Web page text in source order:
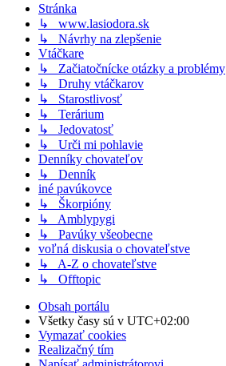
Stránka
↳ www.lasiodora.sk
↳ Návrhy na zlepšenie
Vtáčkare
↳ Začiatočnícke otázky a problémy
↳ Druhy vtáčkarov
↳ Starostlivosť
↳ Terárium
↳ Jedovatosť
↳ Urči mi pohlavie
Denníky chovateľov
↳ Denník
iné pavúkovce
↳ Škorpióny
↳ Amblypygi
↳ Pavúky všeobecne
voľná diskusia o chovateľstve
↳ A-Z o chovateľstve
↳ Offtopic
Obsah portálu
Všetky časy sú v UTC+02:00
Vymazať cookies
Realizačný tím